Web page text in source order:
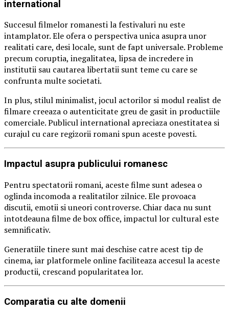
international
Succesul filmelor romanesti la festivaluri nu este
intamplator. Ele ofera o perspectiva unica asupra unor
realitati care, desi locale, sunt de fapt universale. Probleme
precum coruptia, inegalitatea, lipsa de incredere in
institutii sau cautarea libertatii sunt teme cu care se
confrunta multe societati.
In plus, stilul minimalist, jocul actorilor si modul realist de
filmare creeaza o autenticitate greu de gasit in productiile
comerciale. Publicul international apreciaza onestitatea si
curajul cu care regizorii romani spun aceste povesti.
Impactul asupra publicului romanesc
Pentru spectatorii romani, aceste filme sunt adesea o
oglinda incomoda a realitatilor zilnice. Ele provoaca
discutii, emotii si uneori controverse. Chiar daca nu sunt
intotdeauna filme de box office, impactul lor cultural este
semnificativ.
Generatiile tinere sunt mai deschise catre acest tip de
cinema, iar platformele online faciliteaza accesul la aceste
productii, crescand popularitatea lor.
Comparatia cu alte domenii